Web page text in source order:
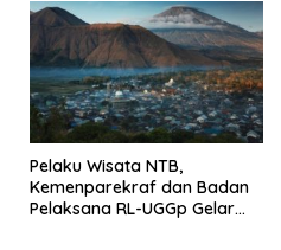
Pelaku Wisata NTB,
Kemenparekraf dan Badan
Pelaksana RL-UGGp Gelar